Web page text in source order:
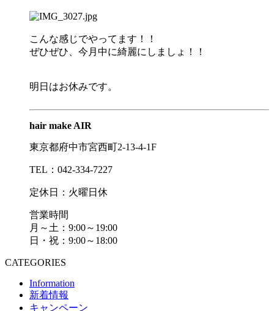
こんな感じでやってます！！
ぜひぜひ、今月中に綺麗にしましょ！！
明日はお休みです。
hair make AIR
東京都府中市宮西町2-13-4-1F
TEL：042-334-7227
定休日：火曜日休
営業時間
月～土：9:00～19:00
日・祝：9:00～18:00
CATEGORIES
Information
新着情報
キャンペーン